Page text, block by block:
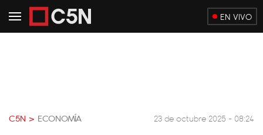
EN VIVO
C5N > ECONOMÍA 23 de octubre 2025 - 08:24